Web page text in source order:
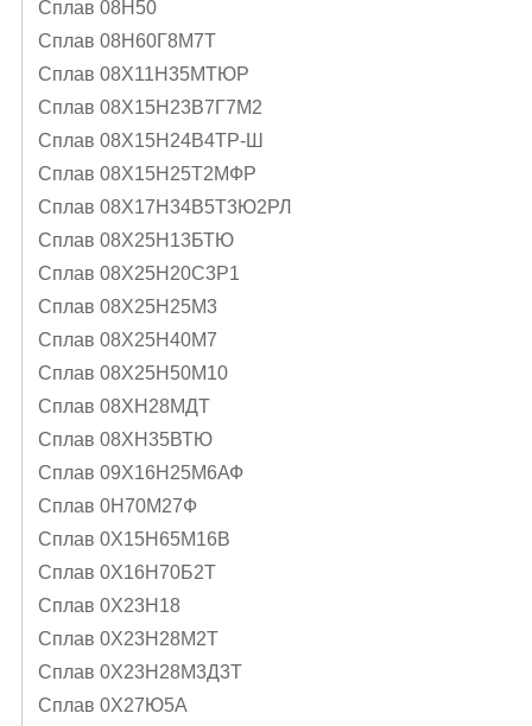
Сплав 08Н50
Сплав 08Н60Г8М7Т
Сплав 08Х11Н35МТЮР
Сплав 08Х15Н23В7Г7М2
Сплав 08Х15Н24В4ТР-Ш
Сплав 08Х15Н25Т2МФР
Сплав 08Х17Н34В5Т3Ю2РЛ
Сплав 08Х25Н13БТЮ
Сплав 08Х25Н20С3Р1
Сплав 08Х25Н25М3
Сплав 08Х25Н40М7
Сплав 08Х25Н50М10
Сплав 08ХН28МДТ
Сплав 08ХН35ВТЮ
Сплав 09Х16Н25М6АФ
Сплав 0Н70М27Ф
Сплав 0Х15Н65М16В
Сплав 0Х16Н70Б2Т
Сплав 0Х23Н18
Сплав 0Х23Н28М2Т
Сплав 0Х23Н28М3Д3Т
Сплав 0Х27Ю5А